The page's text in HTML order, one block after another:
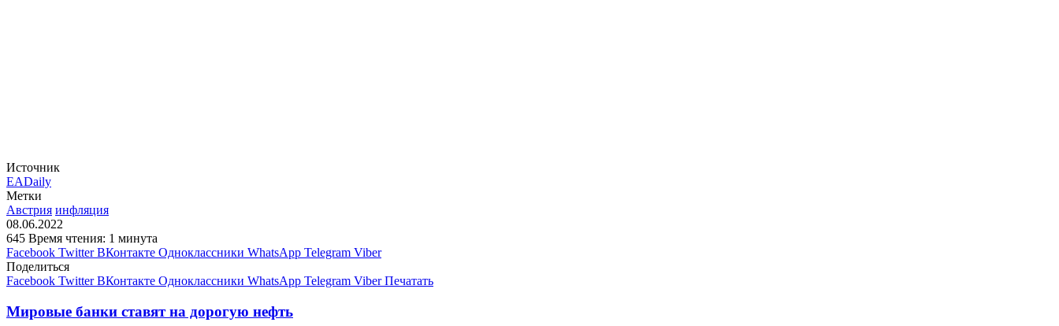
Источник
EADaily
Метки
Австрия инфляция
08.06.2022
645 Время чтения: 1 минута
Facebook Twitter ВКонтакте Одноклассники WhatsApp Telegram Viber
Поделиться
Facebook Twitter ВКонтакте Одноклассники WhatsApp Telegram Viber Печатать
Мировые банки ставят на дорогую нефть